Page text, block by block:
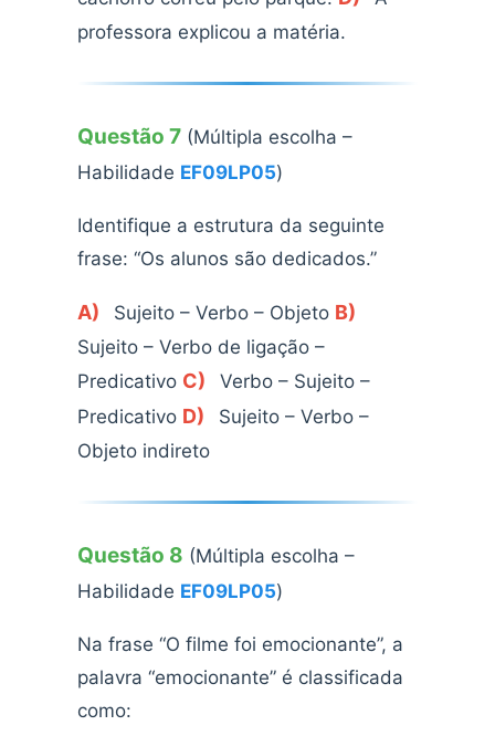
professora explicou a matéria.
Questão 7 (Múltipla escolha –
Habilidade EF09LP05)
Identifique a estrutura da seguinte
frase: “Os alunos são dedicados.”
A) Sujeito – Verbo – Objeto B)
Sujeito – Verbo de ligação –
Predicativo C)
Verbo – Sujeito –
Predicativo D)
Sujeito – Verbo –
Objeto indireto
Questão 8 (Múltipla escolha –
Habilidade EF09LP05)
Na frase “O filme foi emocionante”, a
palavra “emocionante” é classificada
como: